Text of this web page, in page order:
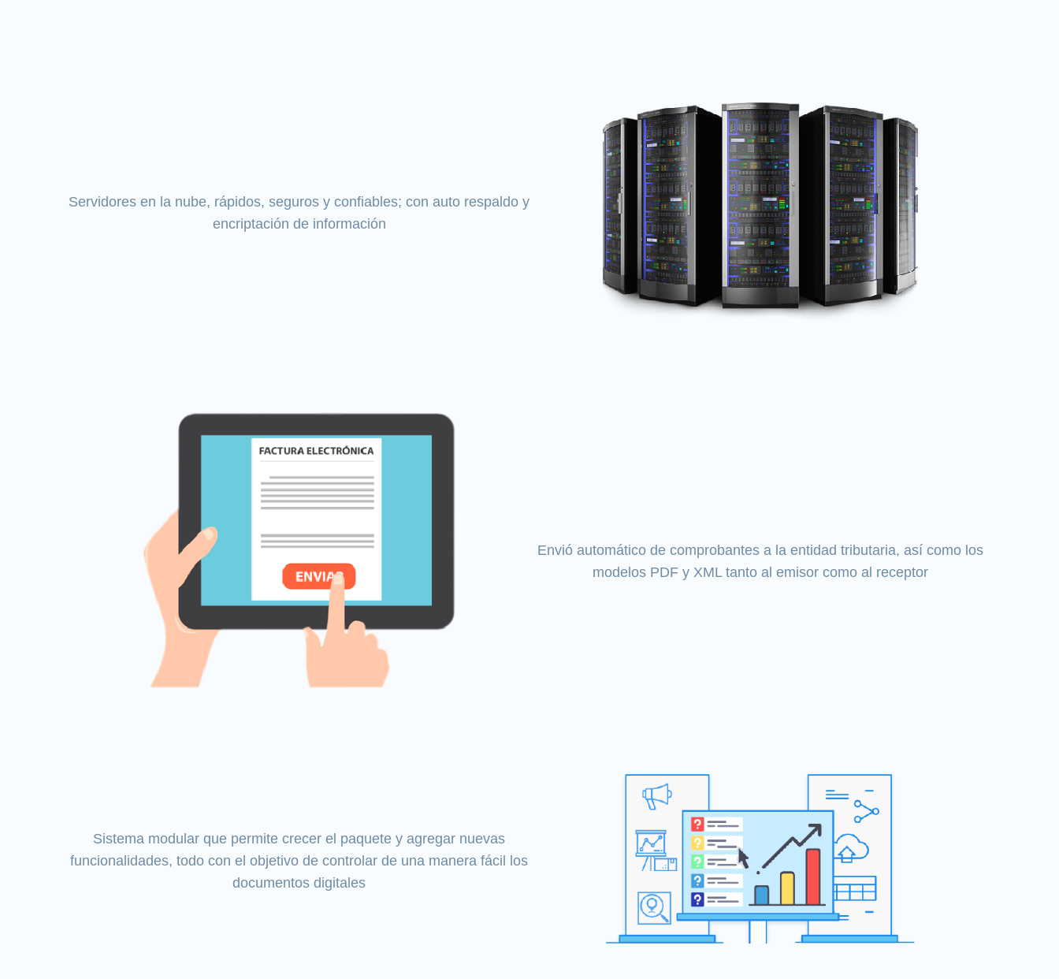
Servidores en la nube, rápidos, seguros y confiables; con auto respaldo y
encriptación de información
Envió automático de comprobantes a la entidad tributaria, así como los
modelos PDF y XML tanto al emisor como al receptor
Sistema modular que permite crecer el paquete y agregar nuevas
funcionalidades, todo con el objetivo de controlar de una manera fácil los
documentos digitales